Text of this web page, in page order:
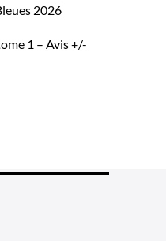
2026
1 – Avis +/-